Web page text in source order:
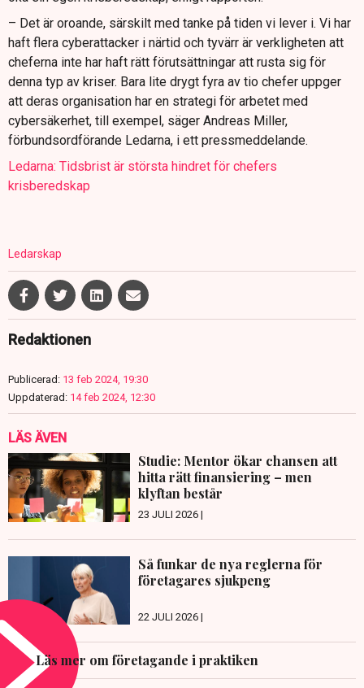
– Det är oroande, särskilt med tanke på tiden vi lever i. Vi har
haft flera cyberattacker i närtid och tyvärr är verkligheten att
cheferna inte har haft rätt förutsättningar att rusta sig för
denna typ av kriser. Bara lite drygt fyra av tio chefer uppger
att deras organisation har en strategi för arbetet med
cybersäkerhet, till exempel, säger Andreas Miller,
förbundsordförande Ledarna, i ett pressmeddelande.
Ledarna: Tidsbrist är största hindret för chefers
krisberedskap
Ledarskap
Redaktionen
Publicerad: 13 feb 2024, 19:30
Uppdaterad: 14 feb 2024, 12:30
LÄS ÄVEN
Studie: Mentor ökar chansen att
hitta rätt finansiering – men
klyftan består
23 JULI 2026 |
Så funkar de nya reglerna för
företagares sjukpeng
22 JULI 2026 |
Läs mer om företagande i praktiken